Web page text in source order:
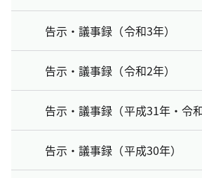
告示・議事録（令和3年）
告示・議事録（令和2年）
告示・議事録（平成31年・令和
告示・議事録（平成30年）